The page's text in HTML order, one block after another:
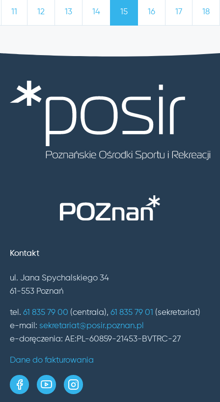
11 12 13 14 15 16 17 18
Kontakt
ul. Jana Spychalskiego 34
61-553 Poznań
tel. 61 835 79 00 (centrala), 61 835 79 01 (sekretariat)
e-mail: sekretariat@posir.poznan.pl
e-doręczenia: AE:PL-60859-21453-BVTRC-27
Dane do fakturowania
strona w serwisie Facebook
kanał w serwisie YouTube
profil w serwisie Instagram